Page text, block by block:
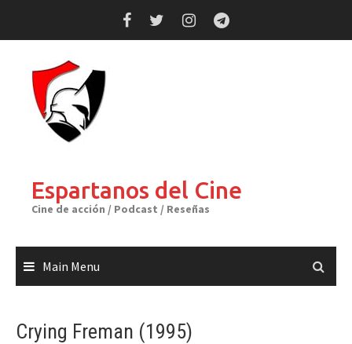
Espartanos del Cine
Cine de acción / Podcast / Reseñas
Main Menu
Crying Freman (1995)